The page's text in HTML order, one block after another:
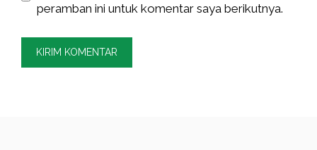
peramban ini untuk komentar saya berikutnya.